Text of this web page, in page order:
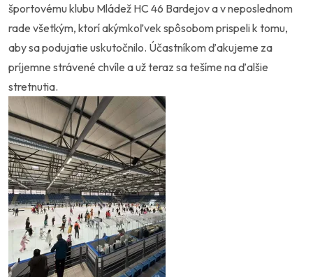
športovému klubu Mládež HC 46 Bardejov a v neposlednom
rade všetkým, ktorí akýmkoľvek spôsobom prispeli k tomu,
aby sa podujatie uskutočnilo. Účastníkom ďakujeme za
príjemne strávené chvíle a už teraz sa tešíme na ďalšie
stretnutia.